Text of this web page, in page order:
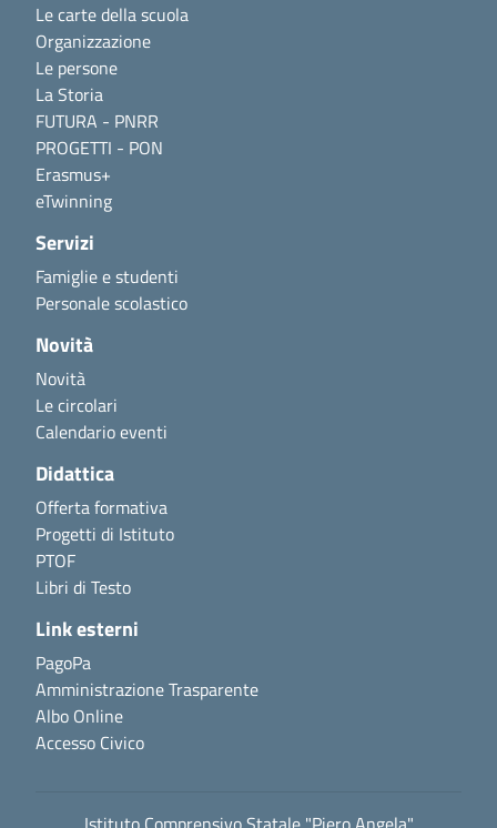
Le carte della scuola
Organizzazione
Le persone
La Storia
FUTURA - PNRR
PROGETTI - PON
Erasmus+
eTwinning
Servizi
Famiglie e studenti
Personale scolastico
Novità
Novità
Le circolari
Calendario eventi
Didattica
Offerta formativa
Progetti di Istituto
PTOF
Libri di Testo
Link esterni
PagoPa
Amministrazione Trasparente
Albo Online
Accesso Civico